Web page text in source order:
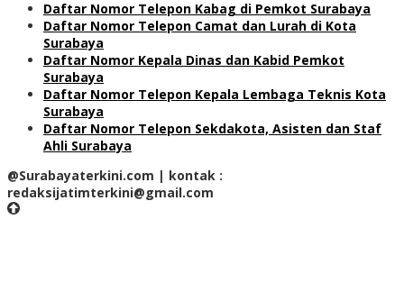
Daftar Nomor Telepon Kabag di Pemkot Surabaya
Daftar Nomor Telepon Camat dan Lurah di Kota
Surabaya
Daftar Nomor Kepala Dinas dan Kabid Pemkot
Surabaya
Daftar Nomor Telepon Kepala Lembaga Teknis Kota
Surabaya
Daftar Nomor Telepon Sekdakota, Asisten dan Staf
Ahli Surabaya
@Surabayaterkini.com | kontak :
redaksijatimterkini@gmail.com